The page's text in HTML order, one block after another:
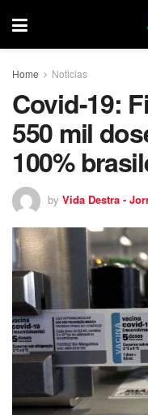
Home Noticias
Covid-19:
550 mil
100%
by Vida Destra -